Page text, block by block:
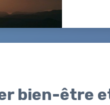
bien-être